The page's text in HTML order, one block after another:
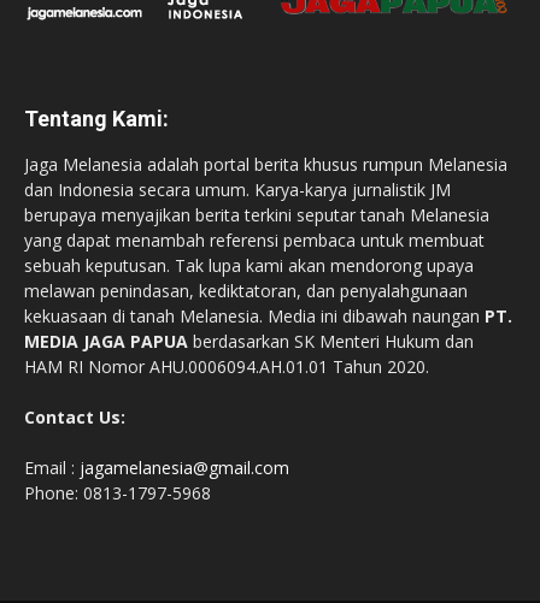
Tentang Kami:
Jaga Melanesia adalah portal berita khusus rumpun Melanesia
dan Indonesia secara umum. Karya-karya jurnalistik JM
berupaya menyajikan berita terkini seputar tanah Melanesia
yang dapat menambah referensi pembaca untuk membuat
sebuah keputusan. Tak lupa kami akan mendorong upaya
melawan penindasan, kediktatoran, dan penyalahgunaan
kekuasaan di tanah Melanesia. Media ini dibawah naungan PT.
MEDIA JAGA PAPUA berdasarkan SK Menteri Hukum dan
HAM RI Nomor AHU.0006094.AH.01.01 Tahun 2020.
Contact Us:
Email : jagamelanesia@gmail.com
Phone: 0813-1797-5968